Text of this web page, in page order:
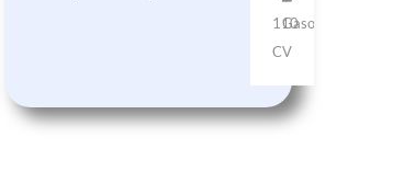
110
CV
Gasolina